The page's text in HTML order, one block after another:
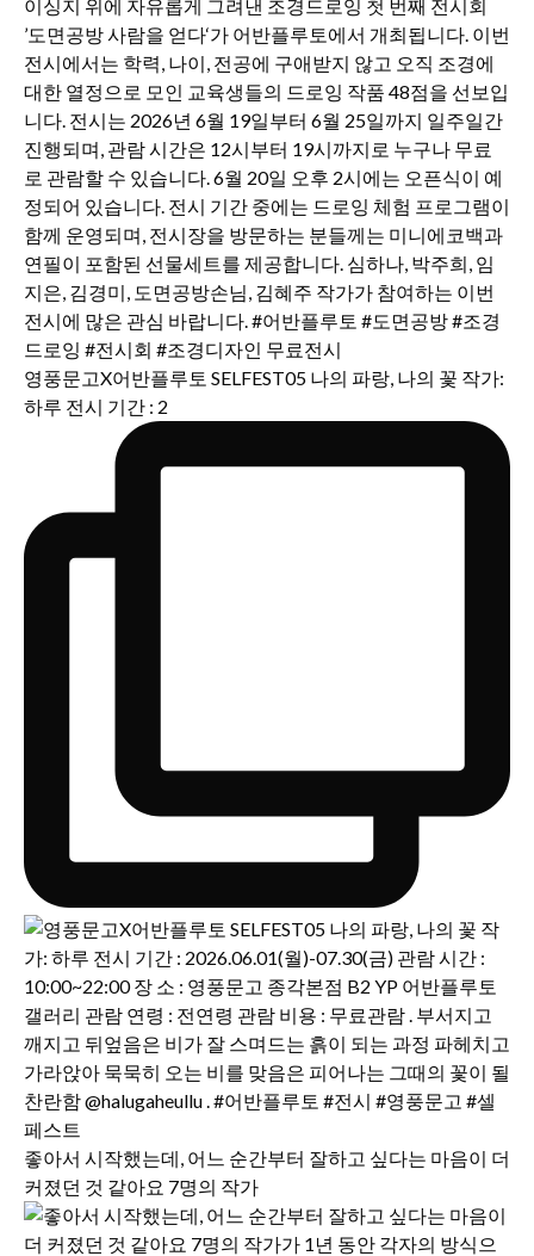
영풍문고X어반플루토 SELFEST05 나의 파랑, 나의 꽃 작가:
하루 전시 기간 : 2
좋아서 시작했는데, 어느 순간부터 잘하고 싶다는 마음이 더
커졌던 것 같아요 7명의 작가